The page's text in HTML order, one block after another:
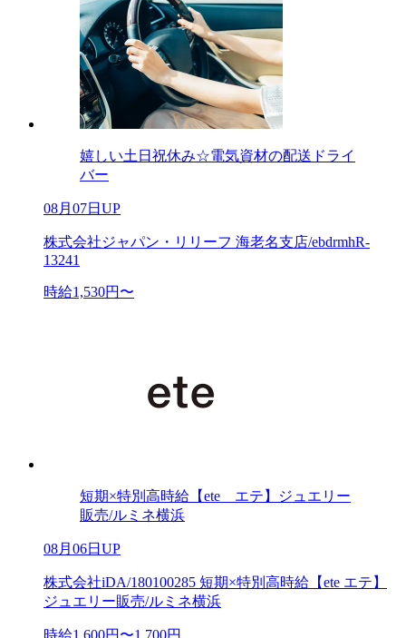
嬉しい土日祝休み☆電気資材の配送ドライ
バー
08月07日UP
株式会社ジャパン・リリーフ 海老名支店/ebdrmhR-
13241
時給1,530円〜
短期×特別高時給【ete エテ】ジュエリー
販売/ルミネ横浜
08月06日UP
株式会社iDA/180100285 短期×特別高時給【ete エテ】
ジュエリー販売/ルミネ横浜